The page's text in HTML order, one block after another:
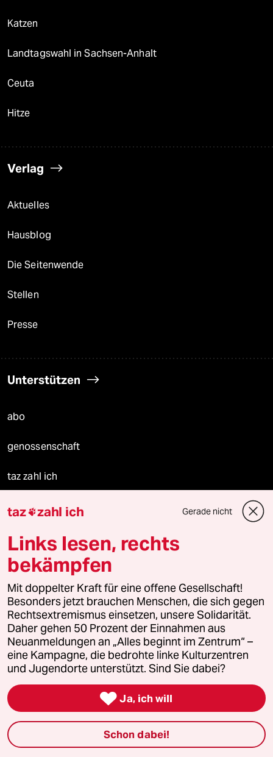
Katzen
Landtagswahl in Sachsen-Anhalt
Ceuta
Hitze
Verlag
Aktuelles
Hausblog
Die Seitenwende
Stellen
Presse
Unterstützen
abo
genossenschaft
taz zahl ich
recherchefonds ausland
panterstiftung
panterpreis 2026
Podcast
bundestalk
fernverbindung
Mauerecho
taz zahl ich Gerade nicht
Links lesen, rechts
bekämpfen
Mit doppelter Kraft für eine offene Gesellschaft!
Besonders jetzt brauchen Menschen, die sich gegen
Rechtsextremismus einsetzen, unsere Solidarität.
Daher gehen 50 Prozent der Einnahmen aus
Neuanmeldungen an „Alles beginnt im Zentrum“ –
eine Kampagne, die bedrohte linke Kulturzentren
und Jugendorte unterstützt. Sind Sie dabei?
 Ja, ich will
Schon dabei!